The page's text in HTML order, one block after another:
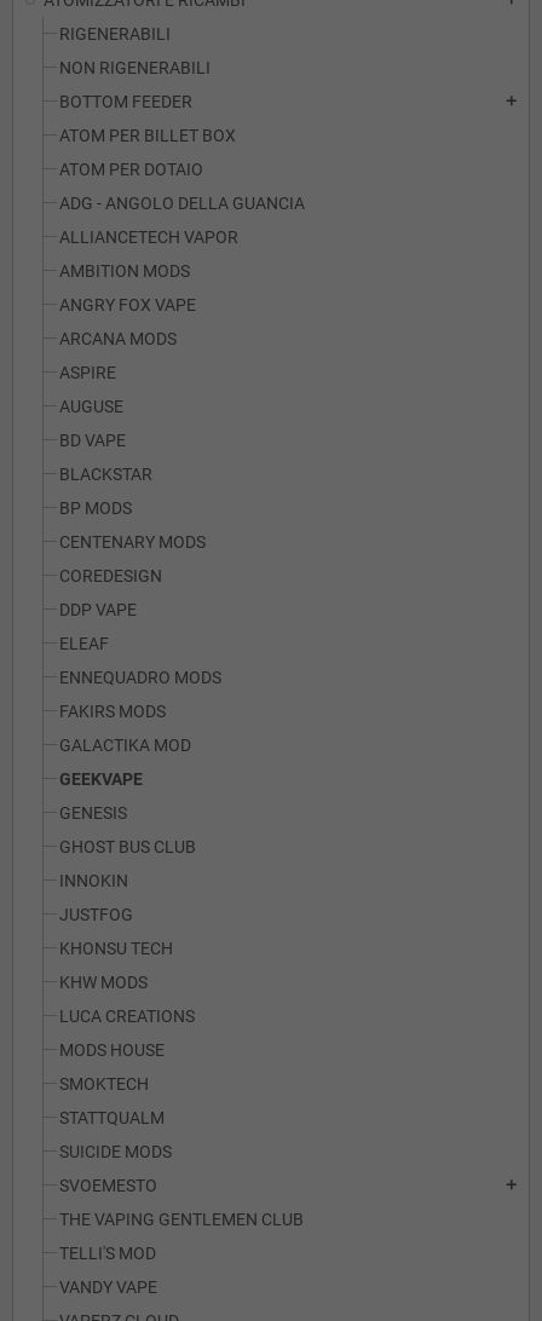
RIGENERABILI
NON RIGENERABILI
BOTTOM FEEDER
add
ATOM PER BILLET BOX
ATOM PER DOTAIO
ADG - ANGOLO DELLA GUANCIA
ALLIANCETECH VAPOR
AMBITION MODS
ANGRY FOX VAPE
ARCANA MODS
ASPIRE
AUGUSE
BD VAPE
BLACKSTAR
BP MODS
CENTENARY MODS
COREDESIGN
DDP VAPE
ELEAF
ENNEQUADRO MODS
FAKIRS MODS
GALACTIKA MOD
GEEKVAPE
GENESIS
GHOST BUS CLUB
INNOKIN
JUSTFOG
KHONSU TECH
KHW MODS
LUCA CREATIONS
MODS HOUSE
SMOKTECH
STATTQUALM
SUICIDE MODS
SVOEMESTO
add
THE VAPING GENTLEMEN CLUB
TELLI'S MOD
VANDY VAPE